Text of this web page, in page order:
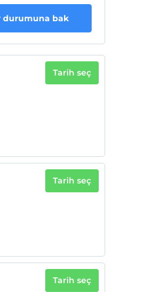
durumuna bak
Tarih seç
Tarih seç
Tarih seç